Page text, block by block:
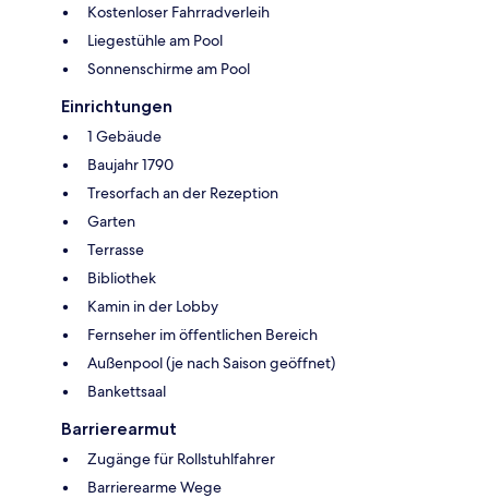
Kostenloser Fahrradverleih
Liegestühle am Pool
Sonnenschirme am Pool
Einrichtungen
1 Gebäude
Baujahr 1790
Tresorfach an der Rezeption
Garten
Terrasse
Bibliothek
Kamin in der Lobby
Fernseher im öffentlichen Bereich
Außenpool (je nach Saison geöffnet)
Bankettsaal
Barrierearmut
Zugänge für Rollstuhlfahrer
Barrierearme Wege